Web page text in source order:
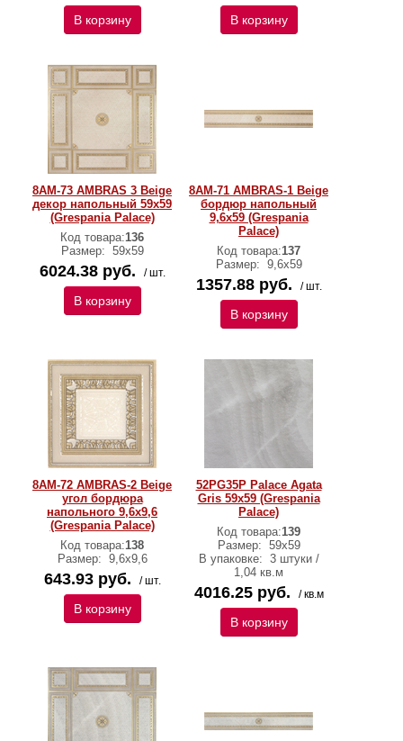
В корзину В корзину
8AM-73 AMBRAS 3 Beige
декор напольный 59x59
(Grespania Palace)
Код товара:136
Размер: 59x59
6024.38 руб. / шт.
В корзину
8AM-71 AMBRAS-1 Beige
бордюр напольный
9,6x59 (Grespania
Palace)
Код товара:137
Размер: 9,6x59
1357.88 руб. / шт.
В корзину
8AM-72 AMBRAS-2 Beige
угол бордюра
напольного 9,6x9,6
(Grespania Palace)
Код товара:138
Размер: 9,6x9,6
643.93 руб. / шт.
В корзину
52PG35P Palace Agata
Gris 59х59 (Grespania
Palace)
Код товара:139
Размер: 59х59
В упаковке: 3 штуки /
1,04 кв.м
4016.25 руб. / кв.м
В корзину